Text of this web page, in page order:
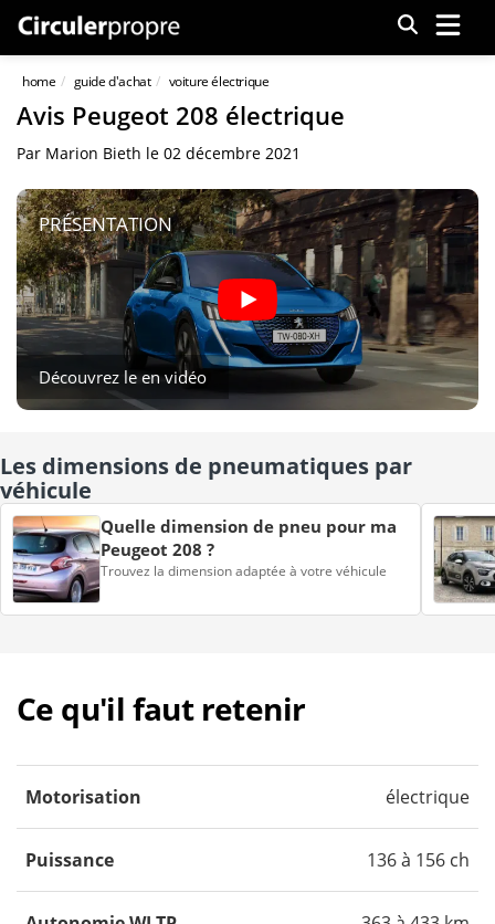
Menu
home guide d'achat voiture électrique
Avis Peugeot 208 électrique
Par Marion Bieth le 02 décembre 2021
PRÉSENTATION
Découvrez le en vidéo
Les dimensions de pneumatiques par
véhicule
Quelle dimension de pneu pour ma
Peugeot 208 ?
Trouvez la dimension adaptée à votre véhicule
Ce qu'il faut retenir
Motorisation électrique
Puissance 136 à 156 ch